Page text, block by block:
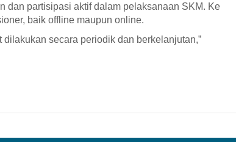
dan partisipasi aktif dalam pelaksanaan SKM. Ke
baik offline maupun online.
secara periodik dan berkelanjutan,”